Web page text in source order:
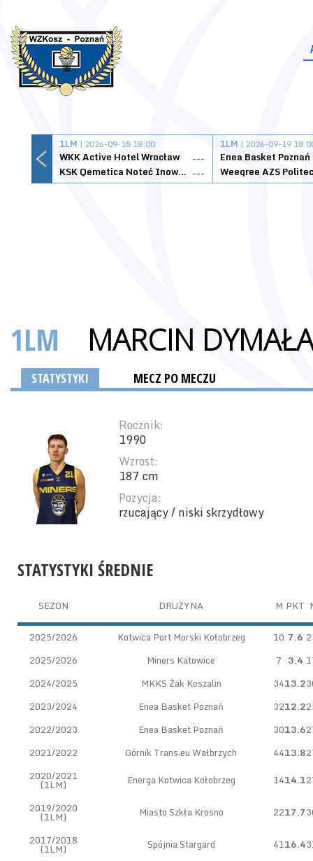
1LM | 2026-09-18 18:00
WKK Active Hotel Wrocław
---
KSK Qemetica Noteć Inowrocław ---
1LM | 2026-09-19
Enea Basket Poznań
1LM MARCIN DYMAŁA
STATYSTYKI MECZ PO MECZU
Rocznik:
1990
Wzrost:
187 cm
Pozycja:
rzucający / niski skrzydłowy
STATYSTYKI ŚREDNIE
SEZON DRUŻYNA M PKT
2025/2026 Kotwica Port Morski Kołobrzeg 10 7.6
2025/2026
Miners Katowice 7 3.4
2024/2025
MKKS Żak Koszalin 3413.2
2023/2024
Enea Basket Poznań 3212.2
2022/2023
Enea Basket Poznań 3013.6
2021/2022
Górnik Trans.eu Wałbrzych 4413.8
2020/2021
(1LM) Energa Kotwica Kołobrzeg 1414.1
2019/2020
(1LM) Miasto Szkła Krosno 2217.7
2017/2018
(1LM) Spójnia Stargard 4116.4